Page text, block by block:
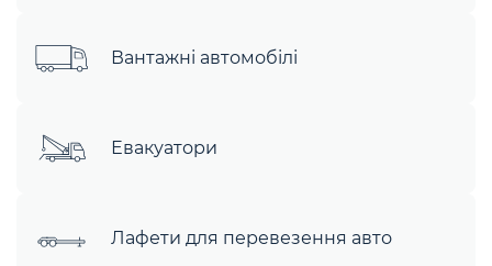
Вантажні автомобілі
Евакуатори
Лафети для перевезення авто